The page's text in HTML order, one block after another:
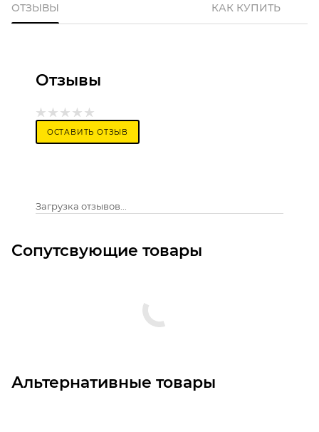
ОТЗЫВЫ КАК КУПИТЬ
Отзывы
ОСТАВИТЬ ОТЗЫВ
Загрузка отзывов...
Сопутсвующие товары
Альтернативные товары